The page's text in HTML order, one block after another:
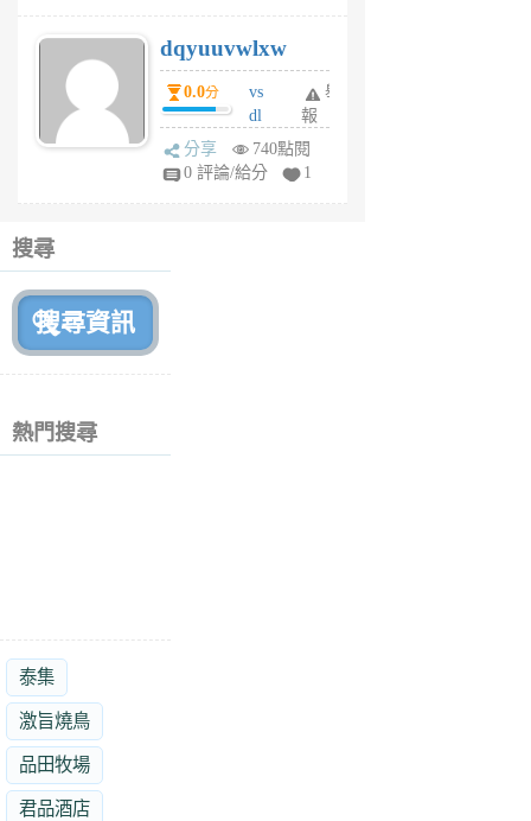
6
個
月
前
dqyuuvwlxw
0.0分
vs
dl
sq
fy
舉
報
分享
740點閱
0 評論/給分
1
搜尋
熱門搜尋
泰集
激旨燒鳥
品田牧場
君品酒店